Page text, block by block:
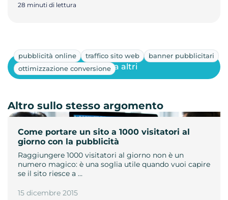
28 minuti di lettura
pubblicità online traffico sito web
banner pubblicitari
ottimizzazione conversione
Come portare un sito a 1000 visitatori al
giorno con la pubblicità
Raggiungere 1000 visitatori al giorno non è un
numero magico: è una soglia utile quando vuoi capire
se il sito riesce a …
15 dicembre 2015
Mostra altri
Altro sullo stesso argomento